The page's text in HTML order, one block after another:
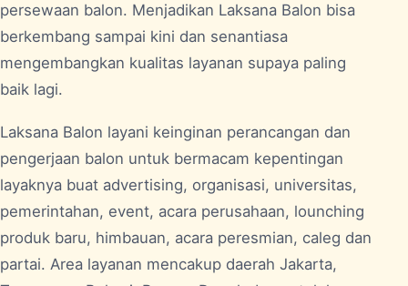
persewaan balon. Menjadikan Laksana Balon bisa
berkembang sampai kini dan senantiasa
mengembangkan kualitas layanan supaya paling
baik lagi.
Laksana Balon layani keinginan perancangan dan
pengerjaan balon untuk bermacam kepentingan
layaknya buat advertising, organisasi, universitas,
pemerintahan, event, acara perusahaan, lounching
produk baru, himbauan, acara peresmian, caleg dan
partai. Area layanan mencakup daerah Jakarta,